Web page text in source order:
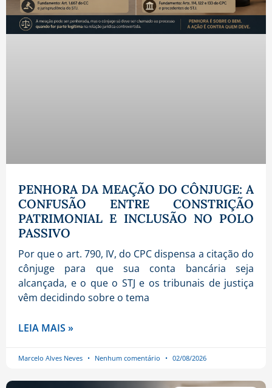
PENHORA DA MEAÇÃO DO CÔNJUGE: A
CONFUSÃO ENTRE CONSTRIÇÃO
PATRIMONIAL E INCLUSÃO NO POLO
PASSIVO
Por que o art. 790, IV, do CPC dispensa a citação do
cônjuge para que sua conta bancária seja
alcançada, e o que o STJ e os tribunais de justiça
vêm decidindo sobre o tema
LEIA MAIS »
Marcelo Alves Neves Nenhum comentário 02/08/2026